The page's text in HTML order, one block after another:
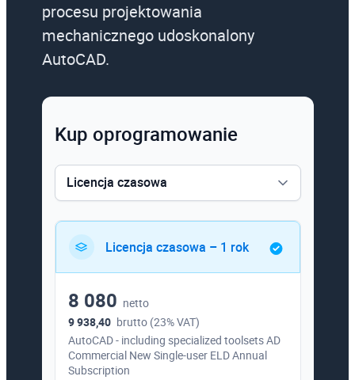
procesu projektowania
mechanicznego udoskonalony
AutoCAD.
Kup oprogramowanie
Licencja czasowa
Licencja czasowa – 1 rok
8 080 netto
9 938,40 brutto (23% VAT)
AutoCAD - including specialized toolsets AD
Commercial New Single-user ELD Annual
Subscription
Licencja czasowa